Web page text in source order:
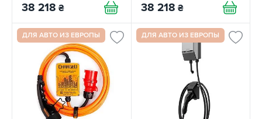
38 218 ₴ 38 218 ₴
ДЛЯ АВТО ИЗ ЕВРОПЫ ДЛЯ АВТО ИЗ ЕВРОПЫ